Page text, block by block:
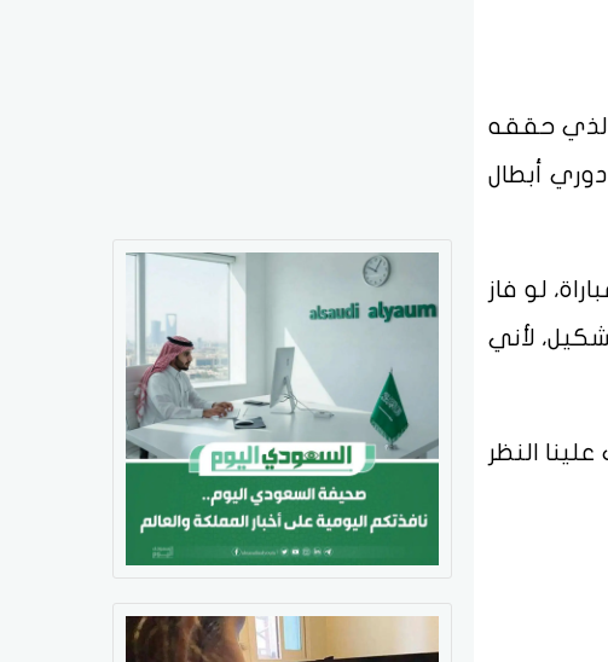
الذي حققه
أبطال
لو فاز
لأني
النظر